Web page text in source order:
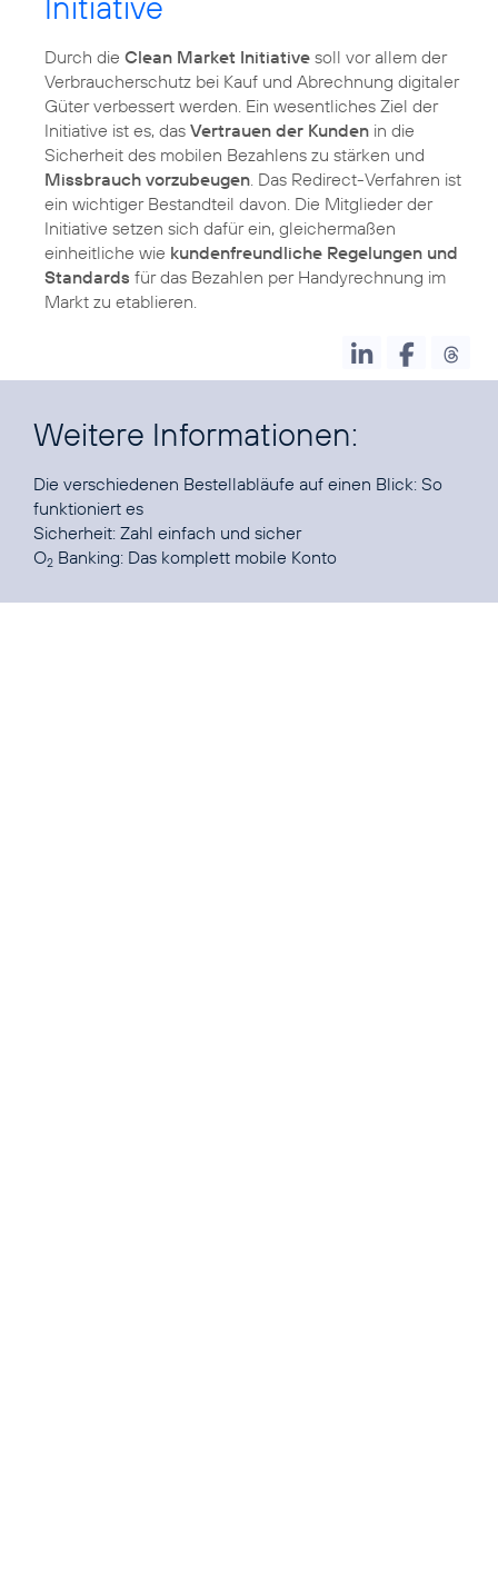
Durch die Clean Market Initiative soll vor allem der
Verbraucherschutz bei Kauf und Abrechnung digitaler
Güter verbessert werden. Ein wesentliches Ziel der
Initiative ist es, das Vertrauen der Kunden in die
Sicherheit des mobilen Bezahlens zu stärken und
Missbrauch vorzubeugen. Das Redirect-Verfahren ist
ein wichtiger Bestandteil davon. Die Mitglieder der
Initiative setzen sich dafür ein, gleichermaßen
einheitliche wie kundenfreundliche Regelungen und
Standards für das Bezahlen per Handyrechnung im
Markt zu etablieren.
Weitere Informationen:
Die verschiedenen Bestellabläufe auf einen Blick: So
funktioniert es
Sicherheit: Zahl einfach und sicher
O2 Banking: Das komplett mobile Konto